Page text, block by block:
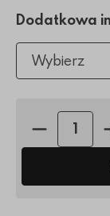
Dodatkowa
Wybierz
Ilość